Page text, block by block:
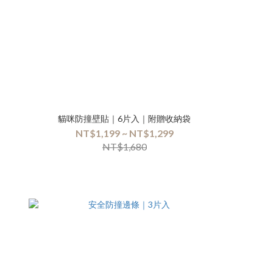
貓咪防撞壁貼｜6片入｜附贈收納袋
NT$1,199 ~ NT$1,299
NT$1,680